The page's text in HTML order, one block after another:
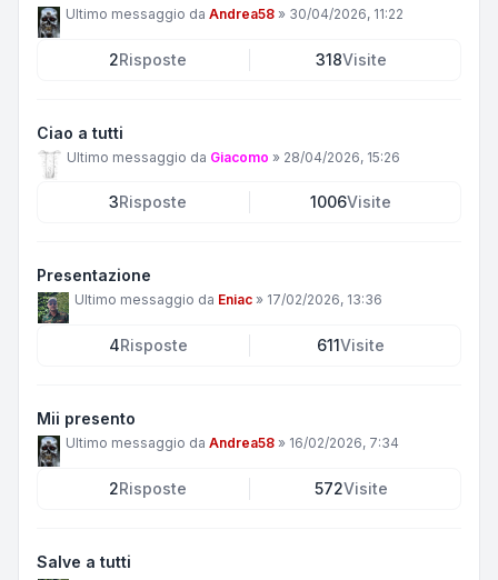
Ultimo messaggio da Andrea58 » 30/04/2026, 11:22
2Risposte 318Visite
Ciao a tutti
Ultimo messaggio da Giacomo » 28/04/2026, 15:26
3Risposte 1006Visite
Presentazione
Ultimo messaggio da Eniac » 17/02/2026, 13:36
4Risposte 611Visite
Mii presento
Ultimo messaggio da Andrea58 » 16/02/2026, 7:34
2Risposte 572Visite
Salve a tutti